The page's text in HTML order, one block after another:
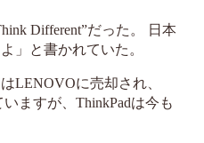
Different”だった。 日本
」と書かれていた。
LENOVOに売却され、
ますが、ThinkPadは今も